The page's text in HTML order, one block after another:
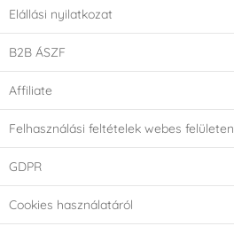
Elállási nyilatkozat
B2B ÁSZF
Affiliate
Felhasználási feltételek webes felületen
GDPR
Cookies használatáról